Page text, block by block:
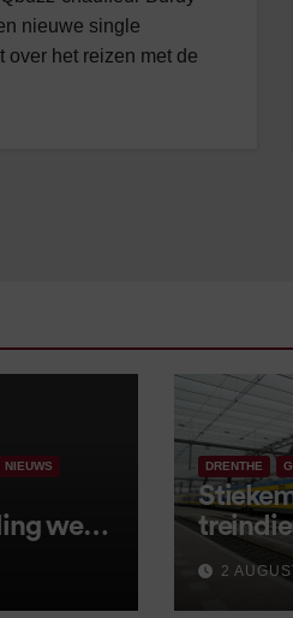
nieuwe single
over het reizen met de
NIEUWS
weer
DRENTHE
2